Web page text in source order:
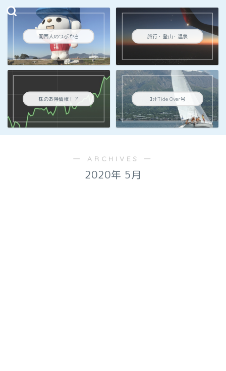
関西人のつぶやき 旅行・登山・温泉
株のお得情報！？ ﾖｯﾄTide Over号
― ARCHIVES ―
2020年 5月